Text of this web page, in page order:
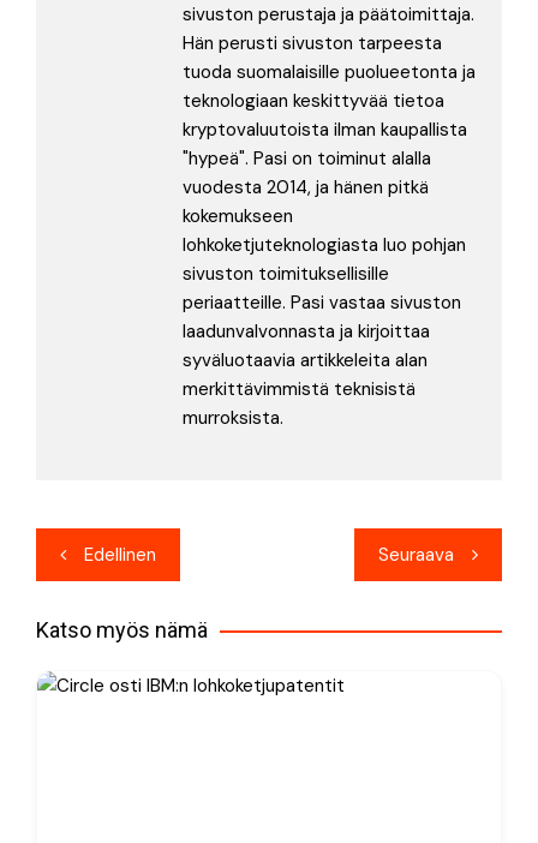
sivuston perustaja ja päätoimittaja.
Hän perusti sivuston tarpeesta
tuoda suomalaisille puolueetonta ja
teknologiaan keskittyvää tietoa
kryptovaluutoista ilman kaupallista
"hypeä". Pasi on toiminut alalla
vuodesta 2014, ja hänen pitkä
kokemukseen
lohkoketjuteknologiasta luo pohjan
sivuston toimituksellisille
periaatteille. Pasi vastaa sivuston
laadunvalvonnasta ja kirjoittaa
syväluotaavia artikkeleita alan
merkittävimmistä teknisistä
murroksista.
Artikkelien
selaus
Edellinen Seuraava
Katso myös nämä